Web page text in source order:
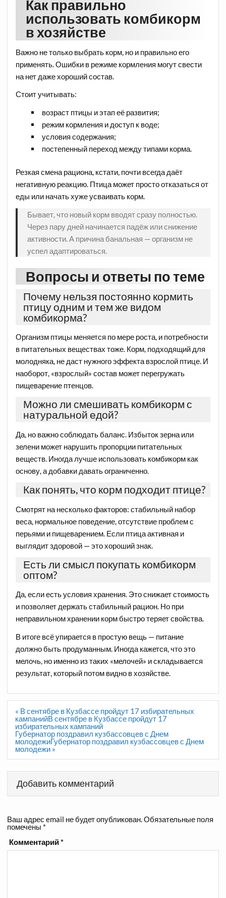
Как правильно
использовать комбикорм
в хозяйстве
Важно не только выбрать корм, но и правильно его
применять. Ошибки в режиме кормления могут свести
на нет даже хороший состав.
Стоит учитывать:
возраст птицы и этап её развития;
режим кормления и доступ к воде;
условия содержания;
постепенный переход между типами корма.
Резкая смена рациона, кстати, почти всегда даёт
негативную реакцию. Птица может просто отказаться от
еды или начать хуже усваивать корм.
Бывает, что новый корм вводят сразу полностью.
Через пару дней начинается падёж или снижение
активности. А причина банальная — организм не
успел адаптироваться.
Вопросы и ответы по теме
Почему нельзя постоянно кормить
птицу одним и тем же видом
комбикорма?
Организм птицы меняется по мере роста, и потребности
в питательных веществах тоже. Корм, подходящий для
молодняка, не даст нужного эффекта взрослой птице. И
наоборот, «взрослый» состав может перегружать
пищеварение птенцов.
Можно ли смешивать комбикорм с
натуральной едой?
Да, но важно соблюдать баланс. Избыток зерна или
зелени может нарушить пропорции питательных
веществ. Иногда лучше использовать комбикорм как
основу, а добавки давать ограниченно.
Как понять, что корм подходит птице?
Смотрят на несколько факторов: стабильный набор
веса, нормальное поведение, отсутствие проблем с
перьями и пищеварением. Если птица активная и
выглядит здоровой — это хороший знак.
Есть ли смысл покупать комбикорм
оптом?
Да, если есть условия хранения. Это снижает стоимость
и позволяет держать стабильный рацион. Но при
неправильном хранении корм быстро теряет свойства.
В итоге всё упирается в простую вещь — питание
должно быть продуманным. Иногда кажется, что это
мелочь, но именно из таких «мелочей» и складывается
результат, который потом видно в хозяйстве.
Навигация
по
записям
« В сентябре в Кузбассе пройдут 17 избирательных
кампанийВ сентябре в Кузбассе пройдут 17
избирательных кампаний
Губернатор поздравил кузбассовцев с Днем
молодежиГубернатор поздравил кузбассовцев с Днем
молодежи »
Добавить комментарий
Ваш адрес email не будет опубликован.Обязательные поля
помечены *
Комментарий*